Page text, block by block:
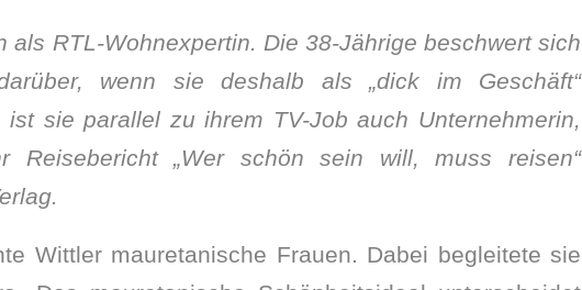
als RTL-Wohnexpertin. Die 38-Jährige beschwert sich
wenn sie deshalb als „dick im Geschäft“
sie parallel zu ihrem TV-Job auch Unternehmerin,
Reisebericht „Wer schön sein will, muss reisen“
Wittler mauretanische Frauen. Dabei begleitete sie